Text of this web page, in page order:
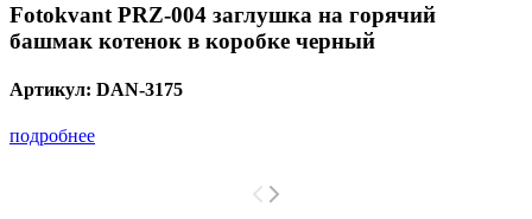
Fotokvant PRZ-004 заглушка на горячий
башмак котенок в коробке черный
Артикул: DAN-3175
подробнее